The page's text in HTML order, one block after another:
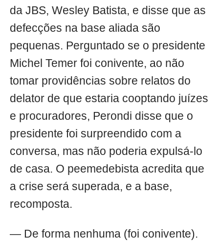
da JBS, Wesley Batista, e disse que as
defecções na base aliada são
pequenas. Perguntado se o presidente
Michel Temer foi conivente, ao não
tomar providências sobre relatos do
delator de que estaria cooptando juízes
e procuradores, Perondi disse que o
presidente foi surpreendido com a
conversa, mas não poderia expulsá-lo
de casa. O peemedebista acredita que
a crise será superada, e a base,
recomposta.
— De forma nenhuma (foi conivente).